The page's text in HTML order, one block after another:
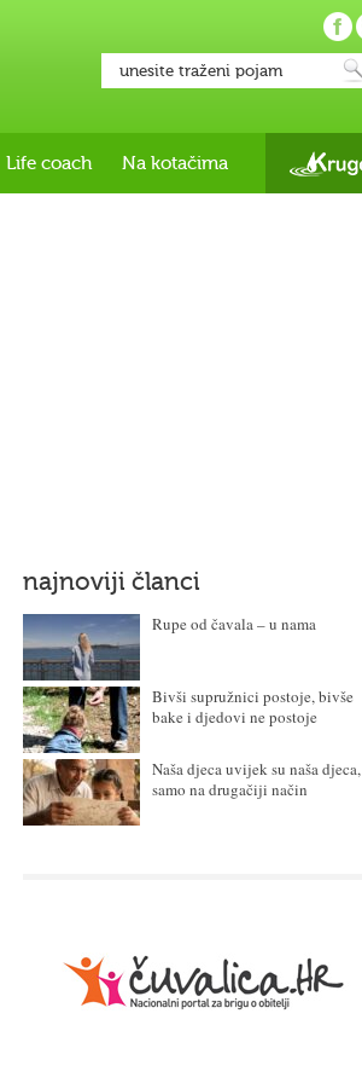
Life coach Na kotačima
najnoviji članci
Rupe od čavala – u nama
Bivši supružnici postoje, bivše
bake i djedovi ne postoje
Naša djeca uvijek su naša djeca,
samo na drugačiji način